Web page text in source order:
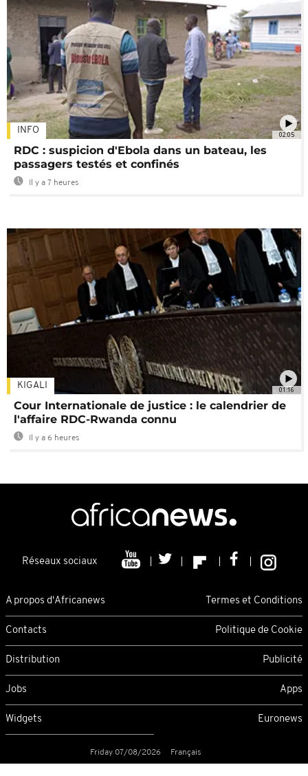
02:05
INFO
RDC : suspicion d'Ebola dans un bateau, les
passagers testés et confinés
Il y a 7 heures
01:16
KIGALI
Cour Internationale de justice : le calendrier de
l'affaire RDC-Rwanda connu
Il y a 6 heures
Réseaux sociaux
A propos d'Africanews Termes et Conditions
Contacts Politique de Cookie
Distribution Publicité
Jobs Apps
Widgets Euronews
Friday 07/08/2026